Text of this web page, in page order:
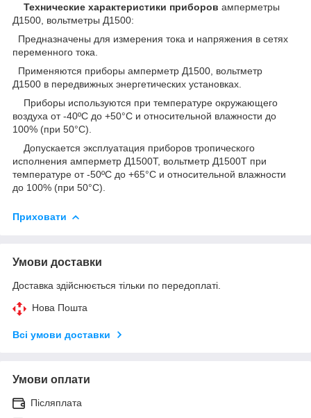
Технические характеристики приборов амперметры
Д1500, вольтметры Д1500:
Предназначены для измерения тока и напряжения в сетях
переменного тока.
Применяются приборы амперметр Д1500, вольтметр
Д1500 в передвижных энергетических установках.
Приборы используются при температуре окружающего
воздуха от -40ºС до +50°С и относительной влажности до
100% (при 50°С).
Допускается эксплуатация приборов тропического
исполнения амперметр Д1500Т, вольтметр Д1500Т при
температуре от -50ºС до +65°С и относительной влажности
до 100% (при 50°С).
Приховати
Умови доставки
Доставка здійснюється тільки по передоплаті.
Нова Пошта
Всі умови доставки
Умови оплати
Післяплата